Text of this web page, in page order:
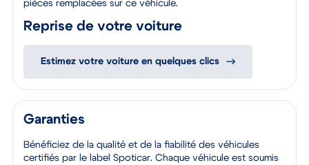
pièces remplacées sur ce véhicule.
Reprise de votre voiture
Estimez votre voiture en quelques clics
Garanties
Bénéficiez de la qualité et de la fiabilité des véhicules
certifiés par le label Spoticar. Chaque véhicule est soumis